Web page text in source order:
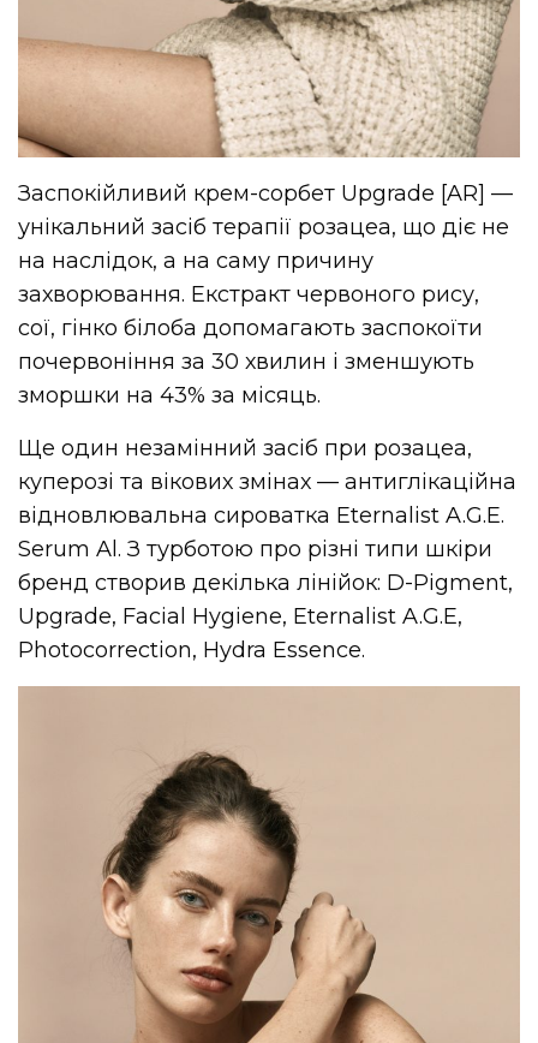
Заспокійливий крем-сорбет Upgrade [AR] —
унікальний засіб терапії розацеа, що діє не
на наслідок, а на саму причину
захворювання. Екстракт червоного рису,
сої, гінко білоба допомагають заспокоїти
почервоніння за 30 хвилин і зменшують
зморшки на 43% за місяць.
Ще один незамінний засіб при розацеа,
куперозі та вікових змінах — антиглікаційна
відновлювальна сироватка Eternalist A.G.E.
Serum Al. З турботою про різні типи шкіри
бренд створив декілька лінійок: D-Pigment,
Upgrade, Facial Hygiene, Eternalist A.G.E,
Photocorrection, Hydra Essence.